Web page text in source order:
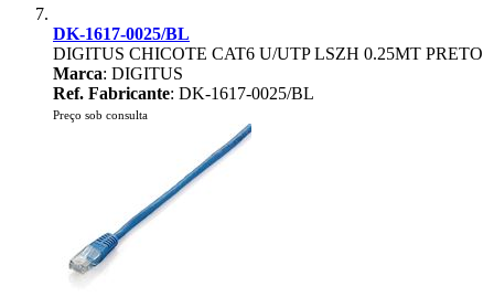
DK-1617-0025/BL
DIGITUS CHICOTE CAT6 U/UTP LSZH 0.25MT PRETO
Marca: DIGITUS
Ref. Fabricante: DK-1617-0025/BL
Preço sob consulta